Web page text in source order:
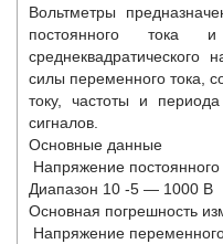
Вольтметры
постоянного тока
среднеквадратического
силы переменного тока,
току, частоты и
сигналов.
Основные данные
Напряжение постоянного
Диапазон 10 -5 — 1000 В
Основная погрешность
Напряжение